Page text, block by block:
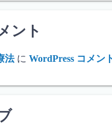
ント
法に WordPress コメン